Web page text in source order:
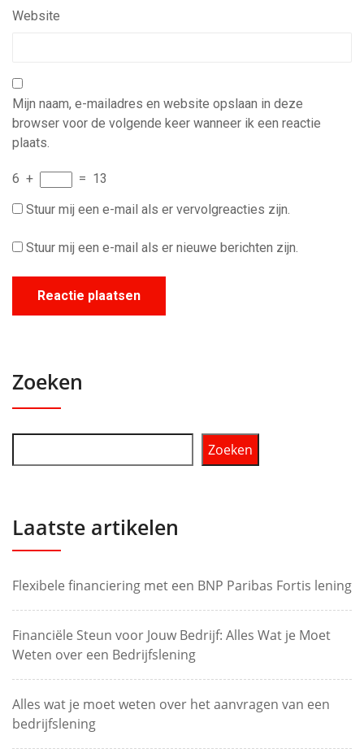
Website
Mijn naam, e-mailadres en website opslaan in deze
browser voor de volgende keer wanneer ik een reactie
plaats.
6 + = 13
Stuur mij een e-mail als er vervolgreacties zijn.
Stuur mij een e-mail als er nieuwe berichten zijn.
Zoeken
Zoeken
Laatste artikelen
Flexibele financiering met een BNP Paribas Fortis lening
Financiële Steun voor Jouw Bedrijf: Alles Wat je Moet
Weten over een Bedrijfslening
Alles wat je moet weten over het aanvragen van een
bedrijfslening